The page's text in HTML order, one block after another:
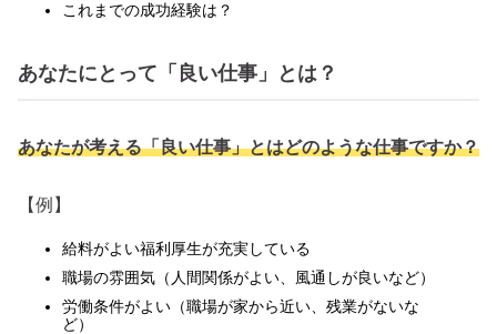
これまでの成功経験は？
あなたにとって「良い仕事」とは？
あなたが考える「良い仕事」とはどのような仕事ですか？
【例】
給料がよい福利厚生が充実している
職場の雰囲気（人間関係がよい、風通しが良いなど）
労働条件がよい（職場が家から近い、残業がないな
ど）